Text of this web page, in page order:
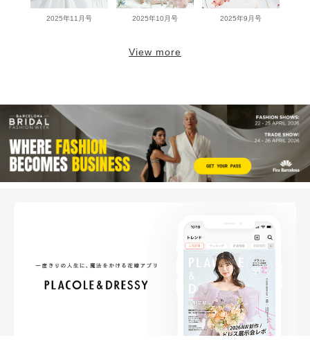
2025年11月号 2025年10月号 2025年9月号
View more